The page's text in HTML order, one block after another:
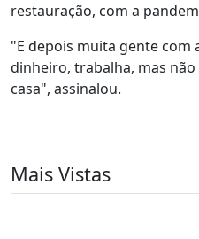
restauração, com a
"E depois muita gente com
dinheiro, trabalha, mas
casa", assinalou.
Mais Vistas